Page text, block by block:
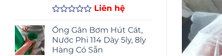
xếp
hạng
0
5
Liên hệ
Ống Gân Bơm Hút Cát,
Nước Phi 114 Dày 5ly, 8ly
Hàng Có Sẵn